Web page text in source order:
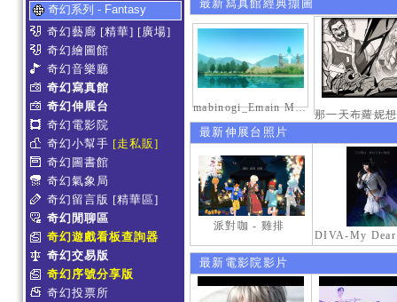
奇幻系列 - Fantasy
奇幻藝廊 [精華] [廣場]
奇幻繪圖館
奇幻音樂廳
奇幻寫真館
奇幻伸展台
奇幻電影院
奇幻小幫手 [走私販]
奇幻圖書館
奇幻氣象局
奇幻留言版 [精華區]
奇幻閒聊區
奇幻遊戲看板查詢器
奇幻交易版
奇幻序號分享版
奇幻投票所
最新寫真館經典擷圖
mabinogi_Emain Macha_0900-1200_1
最新伸展台照片
派對咖 - 雞排
最新電影院影片